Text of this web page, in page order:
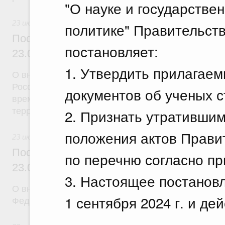
"О науке и
политике"
постановляет:
1. Утвердить
документов об ученых
2. Признать
положения актов
по перечню согласно
3. Настоящее
1 сентября 2024 г. и
Постановление Правительства
23.07.2026 г. № 926
О внесении на ратификацию Соглашения между
временной трудовой деятельности граждан
территории другого государства
Постановление Правительства
23.07.2026 г. № 928
О внесении изменений в постановление
Федерации от 20 июля 2011 г. № 590